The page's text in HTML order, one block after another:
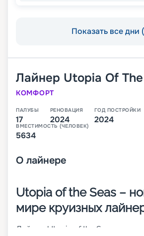
Показать все дни
Лайнер Utopia Of
КОМФОРТ
ПАЛУБЫ
17
РЕНОВАЦИЯ
2024
ГОД ПОСТРОЙКИ
2024
ВМЕСТИМОСТЬ (ЧЕЛОВЕК)
5634
О лайнере
Utopia of the Seas –
мире круизных
Лайнер Utopia of the Seas –